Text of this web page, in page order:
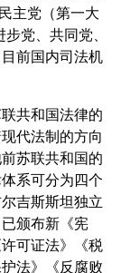
主党（第一大
党、共同党、
前国内司法机
共和国法律的
代法制的方向
苏联共和国的
系可分为四个
吉斯斯坦独立
颁布新《宪
可证法》《税
法》《反腐败